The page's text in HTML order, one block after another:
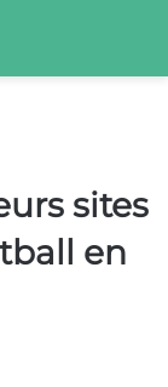
sites
en